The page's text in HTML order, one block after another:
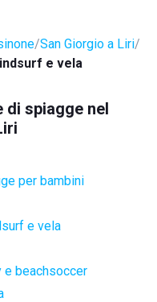
San Giorgio a Liri
e vela
di spiagge nel
per bambini
e vela
e beachsoccer